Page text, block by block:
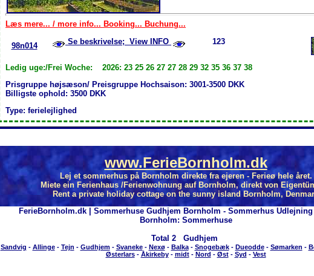
Læs mere... / more info... Booking... Buchung...
98n014 Se beskrivelse; View INFO 123
Ledig uge:/Frei Woche: 2026: 23 25 26 27 27 28 29 32 35 36 37 38
Prisgruppe højsæson/ Preisgruppe Hochsaison: 3001-3500 DKK
Billigste ophold: 3500 DKK
Type: ferielejlighed
www.FerieBornholm.dk
Lej et sommerhus på Bornholm direkte fra ejeren - Ferieø hele året.
Miete ein Ferienhaus /Ferienwohnung auf Bornholm, direkt von
Rent a private holiday cottage on the sunny island Bornholm,
FerieBornholm.dk | Sommerhuse Gudhjem Bornholm - Sommerhus
Bornholm: Sommerhuse
Total 2 Gudhjem
Sandvig - Allinge- Tejn - Gudhjem- Svaneke- Nexø- Balka- Snogebæk- Dueodde- Sømarken -
Østerlars- Åkirkeby- midt- Nord - Øst- Syd - Vest